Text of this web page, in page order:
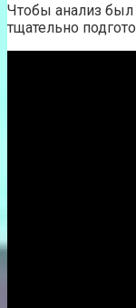
Чтобы анализ
тщательно